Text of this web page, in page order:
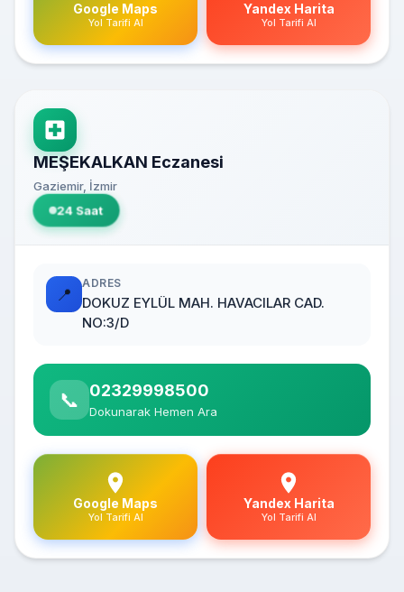
Google Maps
Yol Tarifi Al
Yandex Harita
Yol Tarifi Al
MEŞEKALKAN Eczanesi
Gaziemir, İzmir
24 Saat
📍
ADRES
DOKUZ EYLÜL MAH. HAVACILAR CAD.
NO:3/D
📞 02329998500
Dokunarak Hemen Ara
Google Maps
Yol Tarifi Al
Yandex Harita
Yol Tarifi Al